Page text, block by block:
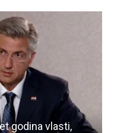
godina vlasti,